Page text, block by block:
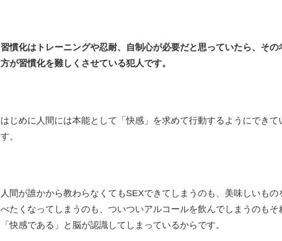
習慣化はトレーニングや忍耐、自制心が必要だと思っていたら、その
方が習慣化を難しくさせている犯人です。
はじめに人間には本能として「快感」を求めて行動するようにできて
す。
人間が誰かから教わらなくてもSEXできてしまうのも、美味しいもの
べたくなってしまうのも、ついついアルコールを飲んでしまうのもそ
「快感である」と脳が認識してしまっているからです。